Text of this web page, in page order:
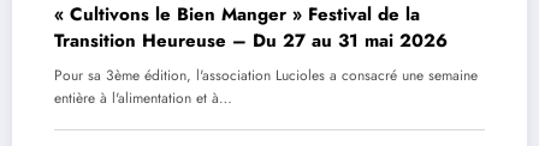
« Cultivons le Bien Manger » Festival de la
Transition Heureuse – Du 27 au 31 mai 2026
Pour sa 3ème édition, l'association Lucioles a consacré une semaine
entière à l'alimentation et à…